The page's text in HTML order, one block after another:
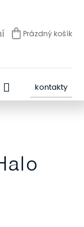
NÁKUPNÍ
Prázdný košík
kontakty